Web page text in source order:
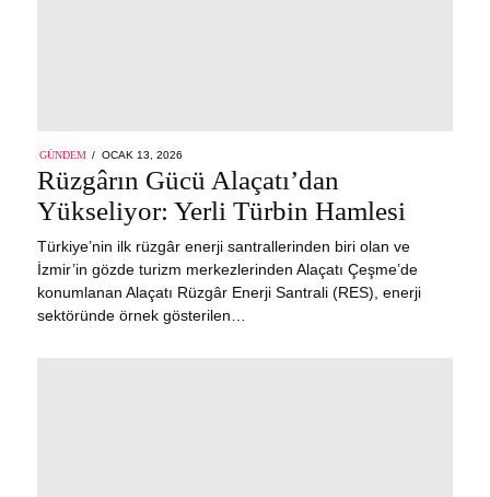
GÜNDEM
POSTED
ON
OCAK 13, 2026
13,
2026
Rüzgârın Gücü Alaçatı’dan
Yükseliyor: Yerli Türbin Hamlesi
Türkiye’nin ilk rüzgâr enerji santrallerinden biri olan ve
İzmir’in gözde turizm merkezlerinden Alaçatı Çeşme’de
konumlanan Alaçatı Rüzgâr Enerji Santrali (RES), enerji
sektöründe örnek gösterilen…